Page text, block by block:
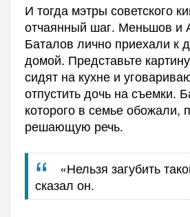
И тогда мэтры советского
отчаянный шаг. Меньшов и
Баталов лично приехали к
домой. Представьте
сидят на кухне и
отпустить дочь на съемки.
которого в семье обожали,
решающую речь.
«Нельзя загубить
сказал он.